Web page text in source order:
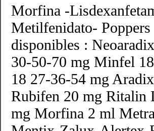
Morfina -
Metilfenidato-
disponibles :
30-50-70 mg Minfel
18 27-36-54 mg
Rubifen 20 mg Ritalin
mg Morfina 2 ml